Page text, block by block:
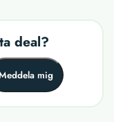
deal?
mig